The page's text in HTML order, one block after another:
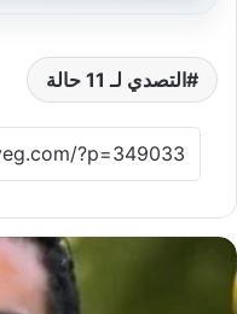
التصدي لـ 11 حالة